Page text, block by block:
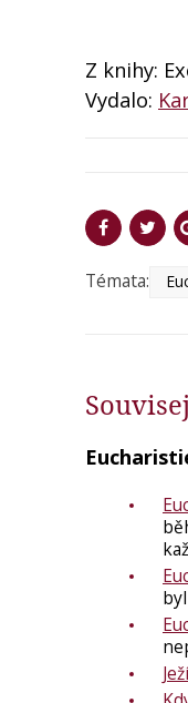
Z knihy:
Vydalo:
Témata: